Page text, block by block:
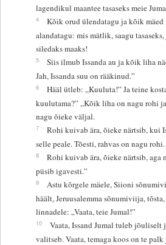
lagendikul maantee tasaseks meie
4
Kõik orud ülendatagu ja kõik
alandatagu: mis mätlik, saagu
siledaks maaks!
5
Siis ilmub Issanda au ja kõik liha
Jah, Issanda suu on rääkinud.”
6
Hääl ütleb: „Kuuluta!” Ja teine
kuulutama?” „Kõik liha on nagu rohi
nagu õieke väljal.
7
Rohi kuivab ära, õieke närtsib, kui
selle peale. Tõesti, rahvas on nagu rohi.
8
Rohi kuivab ära, õieke närtsib, aga
püsib igavesti.”
9
Astu kõrgele mäele, Siioni
häält, Jeruusalemma sõnumiviija,
linnadele: „Vaata, teie Jumal!”
10
Vaata, Issand Jumal tuleb jõuliselt
valitseb. Vaata, temaga koos on te palk